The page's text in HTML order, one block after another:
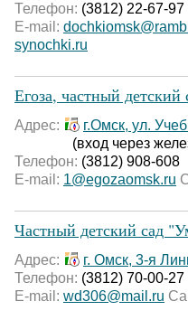
Телефон: (3812) 22-67-97
E-mail:
synochki.ru
Егоза, частный детский
Адрес: г.Омск, ул.
(вход через
Телефон: (3812) 908-608
E-mail: 1@egozaomsk.ru
Частный детский сад
Адрес: г. Омск, 3-я
Телефон: (3812) 70-00-27
E-mail: wd306@mail.ru